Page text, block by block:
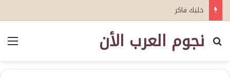
خليك فاكر
نجوم العرب الأن
بحث عن